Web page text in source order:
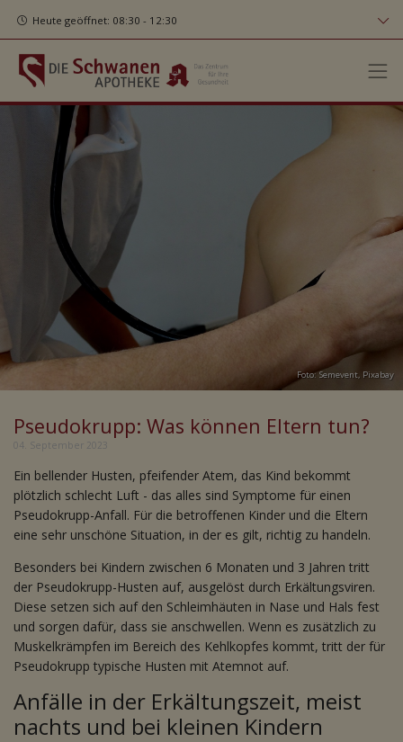
Heute geöffnet: 08:30 - 12:30
Foto: Semevent, Pixabay
Pseudokrupp: Was können Eltern tun?
04. September 2023
Ein bellender Husten, pfeifender Atem, das Kind bekommt
plötzlich schlecht Luft - das alles sind Symptome für einen
Pseudokrupp-Anfall. Für die betroffenen Kinder und die Eltern
eine sehr unschöne Situation, in der es gilt, richtig zu handeln.
Besonders bei Kindern zwischen 6 Monaten und 3 Jahren tritt
der Pseudokrupp-Husten auf, ausgelöst durch Erkältungsviren.
Diese setzen sich auf den Schleimhäuten in Nase und Hals fest
und sorgen dafür, dass sie anschwellen. Wenn es zusätzlich zu
Muskelkrämpfen im Bereich des Kehlkopfes kommt, tritt der für
Pseudokrupp typische Husten mit Atemnot auf.
Anfälle in der Erkältungszeit, meist
nachts und bei kleinen Kindern